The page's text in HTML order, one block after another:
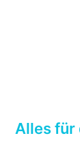
Alles für